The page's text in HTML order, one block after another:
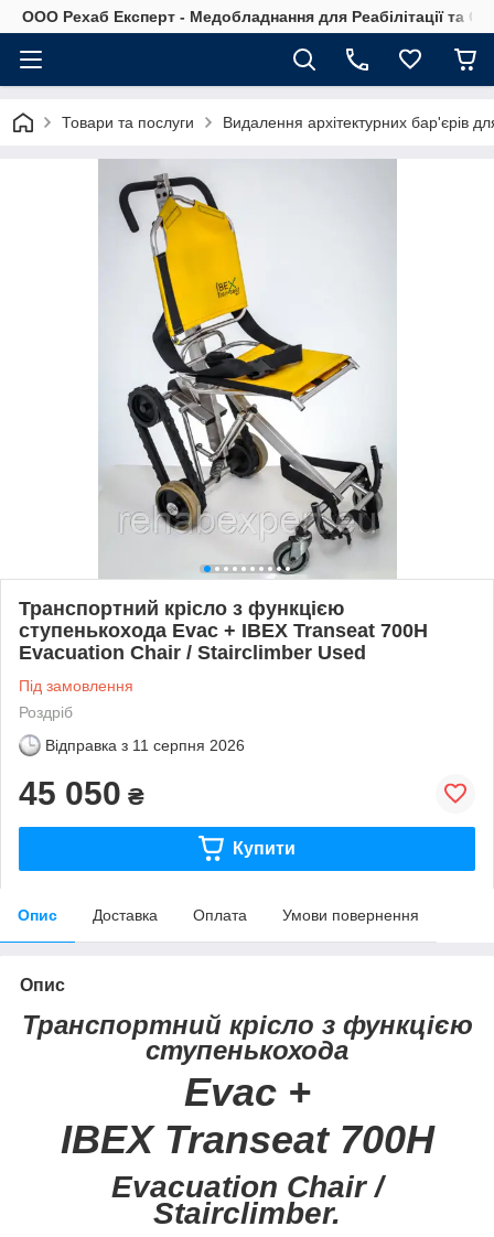
OOO Рехаб Експерт - Медобладнання для Реабілітації та
Товари та послуги Видалення архітектурних бар'єрів
Транспортний крісло з функцією
ступенькохода Evac + IBEX Transeat 700H
Evacuation Chair / Stairclimber Used
Під замовлення
Роздріб
Відправка з 11 серпня 2026
45 050 ₴
Купити
Опис Доставка Оплата Умови повернення
Опис
Транспортний крісло з функцією
ступенькохода
Evac +
IBEX Transeat 700H
Evacuation Chair/
Stairclimber.